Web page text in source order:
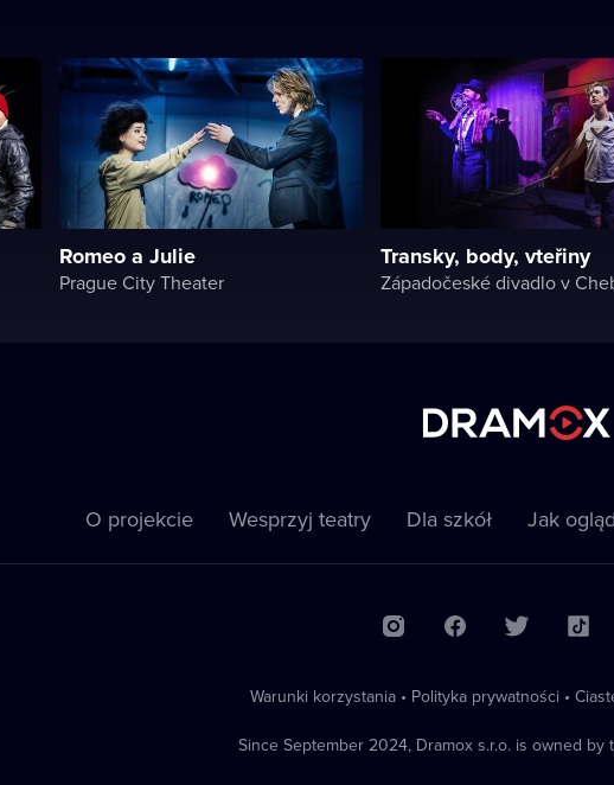
Romeo a Julie
Prague City Theater
Transky, body, vteřiny
Západočeské divadlo v
O projekcie Wesprzyj teatry Dla szkół Jak
Warunki korzystania • Polityka prywatności •
Since September 2024, Dramox s.r.o. is owned by